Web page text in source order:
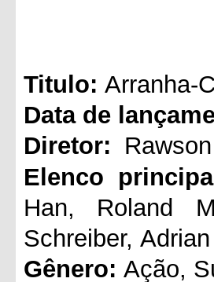
Titulo: Arranha-
Data de
Diretor:
Elenco
Han, Roland
Schreiber,
Gênero: Ação,